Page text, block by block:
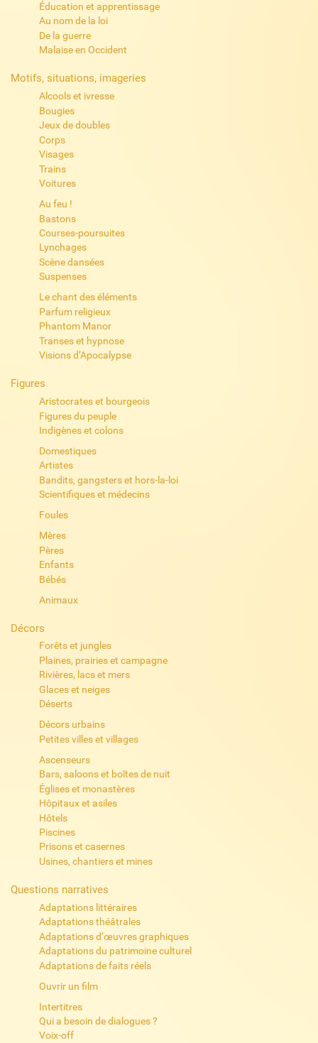
Éducation et apprentissage
Au nom de la loi
De la guerre
Malaise en Occident
Motifs, situations, imageries
Alcools et ivresse
Bougies
Jeux de doubles
Corps
Visages
Trains
Voitures
Au feu !
Bastons
Courses-poursuites
Lynchages
Scène dansées
Suspenses
Le chant des éléments
Parfum religieux
Phantom Manor
Transes et hypnose
Visions d’Apocalypse
Figures
Aristocrates et bourgeois
Figures du peuple
Indigènes et colons
Domestiques
Artistes
Bandits, gangsters et hors-la-loi
Scientifiques et médecins
Foules
Mères
Pères
Enfants
Bébés
Animaux
Décors
Forêts et jungles
Plaines, prairies et campagne
Rivières, lacs et mers
Glaces et neiges
Déserts
Décors urbains
Petites villes et villages
Ascenseurs
Bars, saloons et boîtes de nuit
Églises et monastères
Hôpitaux et asiles
Hôtels
Piscines
Prisons et casernes
Usines, chantiers et mines
Questions narratives
Adaptations littéraires
Adaptations théâtrales
Adaptations d’œuvres graphiques
Adaptations du patrimoine culturel
Adaptations de faits réels
Ouvrir un film
Intertitres
Qui a besoin de dialogues ?
Voix-off